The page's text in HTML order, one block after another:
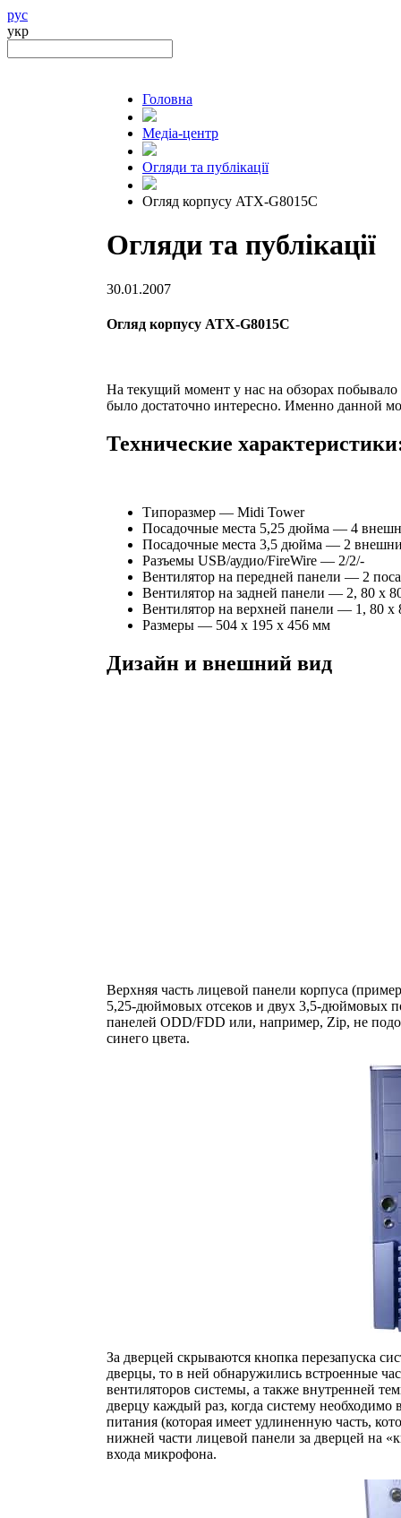
рус
укр
Головна
Медіа-центр
Огляди та публікації
Огляд корпусу ATX-G8015C
Огляди та публікації
30.01.2007
Огляд корпусу ATX-G8015C
На текущий момент у нас на обзорах
было достаточно интересно. Именно данной
Технические
Типоразмер — Midi Tower
Посадочные места 5,25 дюйма — 4
Посадочные места 3,5 дюйма — 2
Разъемы USB/аудио/FireWire — 2/2/-
Вентилятор на передней панели — 2
Вентилятор на задней панели — 2, 80 x
Вентилятор на верхней панели — 1, 80 x
Размеры — 504 x 195 x 456 мм
Дизайн и внешний вид
Верхняя часть лицевой панели корпуса
5,25-дюймовых отсеков и двух 3,5-дюймовых
панелей ODD/FDD или, например, Zip, не
синего цвета.
За дверцей скрываются кнопка перезапуска
дверцы, то в ней обнаружились встроенные
вентиляторов системы, а также внутренней
дверцу каждый раз, когда систему
питания (которая имеет удлиненную часть,
нижней части лицевой панели за дверцей на
входа микрофона.